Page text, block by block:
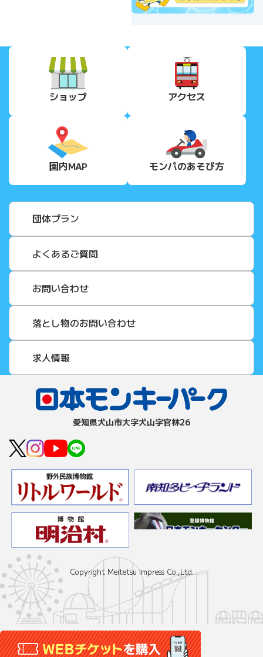
ショップ アクセス
園内MAP モンパのあそび方
団体プラン
よくあるご質問
お問い合わせ
落とし物のお問い合わせ
求人情報
愛知県⽝⼭市⼤字⽝⼭字官林26
Copyright Meitetsu Impress Co.,Ltd.